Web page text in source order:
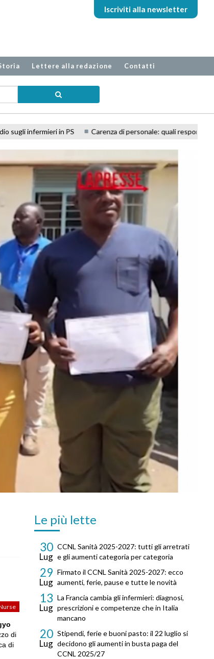
Iscriviti alla newsletter
Lettere alla redazione Contatti
Carenza di personale: quali responsabilità professionali per
di
di
Le più lette
30
Lug
CCNL Sanità 2025-2027: tutti gli arretrati
e gli aumenti categoria per categoria
29
Lug
Firmato il CCNL Sanità 2025-2027: ecco
aumenti, ferie, pause e tutte le novità
13
Lug
La Francia cambia gli infermieri: diagnosi,
prescrizioni e competenze che in Italia
mancano
20
Lug
Stipendi, ferie e buoni pasto: il 22 luglio si
decidono gli aumenti in busta paga del
CCNL 2025/27